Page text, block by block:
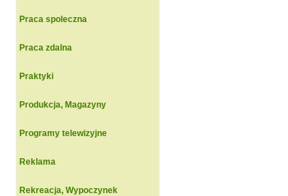
Praca spoleczna
Praca zdalna
Praktyki
Produkcja, Magazyny
Programy telewizyjne
Reklama
Rekreacja, Wypoczynek